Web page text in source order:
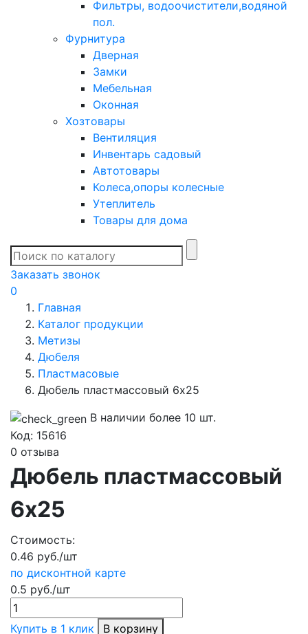
Фильтры, водоочистители,водяной
пол.
Фурнитура
Дверная
Замки
Мебельная
Оконная
Хозтовары
Вентиляция
Инвентарь садовый
Автотовары
Колеса,опоры колесные
Утеплитель
Товары для дома
Заказать звонок
0
Главная
Каталог продукции
Метизы
Дюбеля
Пластмасовые
Дюбель пластмассовый 6х25
В наличии более 10 шт.
Код: 15616
0 отзыва
Дюбель пластмассовый
6х25
Стоимость:
0.46 руб./шт
по дисконтной карте
0.5 руб./шт
Купить в 1 клик
В корзину